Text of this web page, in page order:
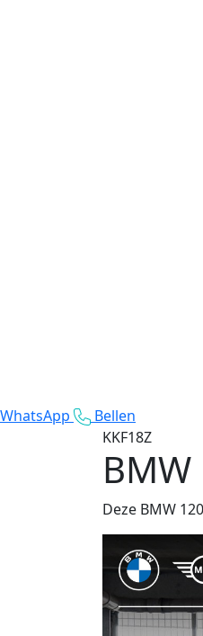
WhatsApp
Bellen
KKF18Z
BMW
Deze BMW